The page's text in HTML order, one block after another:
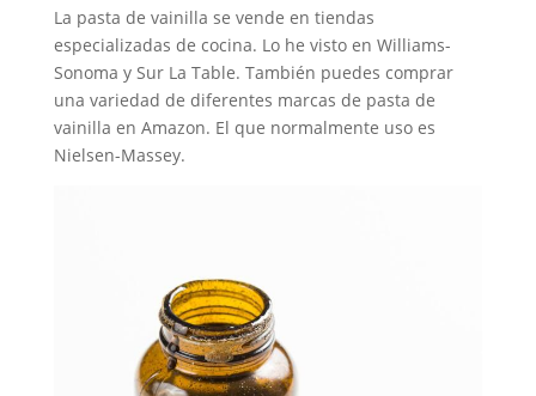
La pasta de vainilla se vende en tiendas
especializadas de cocina. Lo he visto en Williams-
Sonoma y Sur La Table. También puedes comprar
una variedad de diferentes marcas de pasta de
vainilla en Amazon. El que normalmente uso es
Nielsen-Massey.